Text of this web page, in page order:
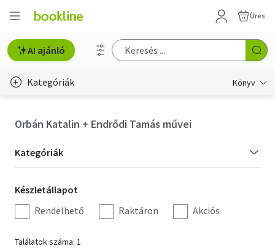
Üres
AI ajánló
Kategóriák Könyv
Hobbi, szabadidő
Irodalom
Művészet
Orbán Katalin + Endrődi Tamás művei
Kategória
szűrés
Kategóriák
Készletállapot
szűrés
Készletállapot
Rendelhető
Raktáron Akciós
Találatok száma: 1